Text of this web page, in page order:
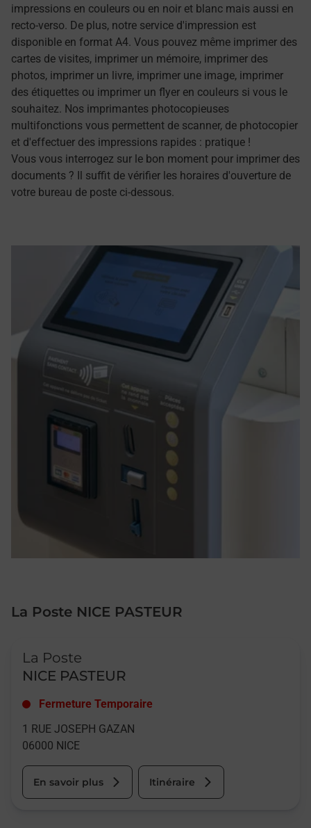
impressions en couleurs ou en noir et blanc mais aussi en
recto-verso. De plus, notre service d'impression est
disponible en format A4. Vous pouvez même imprimer des
cartes de visites, imprimer un mémoire, imprimer des
photos, imprimer un livre, imprimer une image, imprimer
des étiquettes ou imprimer un flyer en couleurs si vous le
souhaitez. Nos imprimantes photocopieuses
multifonctions vous permettent de scanner, de photocopier
et d'effectuer des impressions rapides : pratique !
Vous vous interrogez sur le bon moment pour imprimer des
documents ? Il suffit de vérifier les horaires d'ouverture de
votre bureau de poste ci-dessous.
La Poste NICE PASTEUR
La Poste
NICE PASTEUR
Fermeture Temporaire
1 RUE JOSEPH GAZAN
06000 NICE
En savoir plus Itinéraire